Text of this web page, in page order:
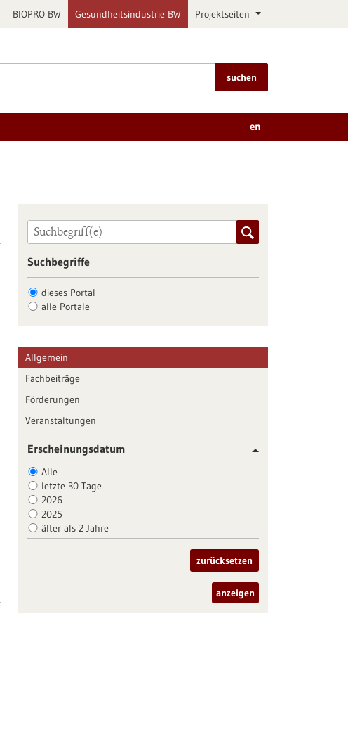
BIOPRO BW Gesundheitsindustrie BW Projektseiten
suchen
en
Suchbegriffe
dieses Portal
alle Portale
Allgemein
Fachbeiträge
Förderungen
Veranstaltungen
Erscheinungsdatum
Alle
letzte 30 Tage
2026
2025
älter als 2 Jahre
zurücksetzen
anzeigen